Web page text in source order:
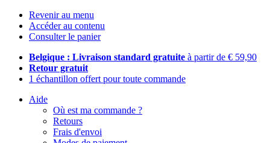
Revenir au menu
Accéder au contenu
Consulter le panier
Belgique : Livraison standard gratuite à partir de € 59,90
Retour gratuit
1 échantillon offert pour toute commande
Aide
Où est ma commande ?
Retours
Frais d'envoi